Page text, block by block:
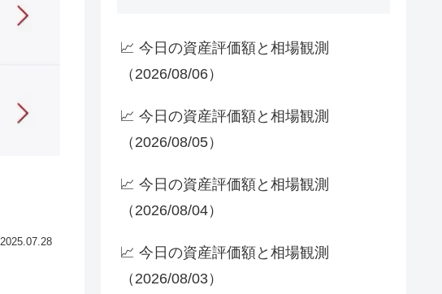
2025.07.28
📈 今日の資産評価額と相場観測
（2026/08/06）
📈 今日の資産評価額と相場観測
（2026/08/05）
📈 今日の資産評価額と相場観測
（2026/08/04）
📈 今日の資産評価額と相場観測
（2026/08/03）